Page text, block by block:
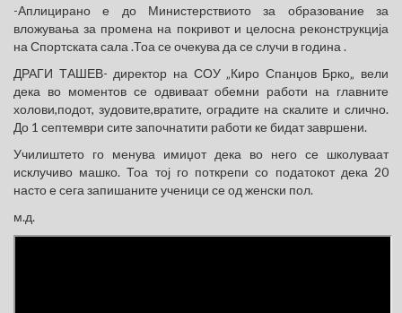
-Аплицирано е до Министерствиото за образование за
вложувања за промена на покривот и целосна реконструкција
на Спортската сала .Тоа се очекува да се случи в година .
ДРАГИ ТАШЕВ- директор на СОУ „Киро Спанџов Брко„ вели
дека во моментов се одвиваат обемни работи на главните
холови,подот, зудовите,вратите, оградите на скалите и слично.
До 1 септември сите започнатити работи ке бидат завршени.
Училиштето го менува имиџот дека во него се школуваат
исклучиво машко. Тоа тој го поткрепи со податокот дека 20
насто е сега запишаните ученици се од женски пол.
м.д.